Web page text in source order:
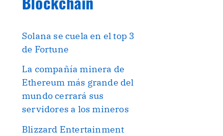
Solana se cuela en el top 3
de Fortune
La compañía minera de
Ethereum más grande del
mundo cerrará sus
servidores a los mineros
Blizzard Entertainment